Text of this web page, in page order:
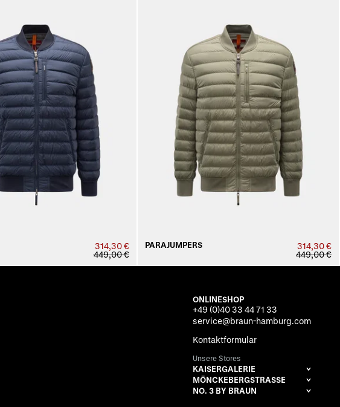
314,30 €
449,00 €
PARAJUMPERS
314,30 €
449,00 €
ONLINESHOP
+49 (0)40 33 44 71 33
service@braun-hamburg.com
Kontaktformular
Unsere Stores
KAISERGALERIE
MÖNCKEBERGSTRASSE
NO. 3 BY BRAUN